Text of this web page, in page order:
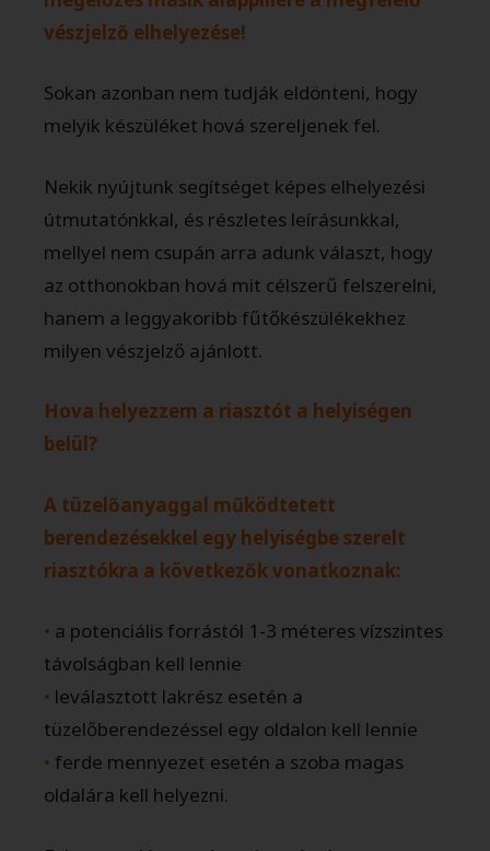
vészjelző elhelyezése!
Sokan azonban nem tudják eldönteni, hogy
melyik készüléket hová szereljenek fel.
Nekik nyújtunk segítséget képes elhelyezési
útmutatónkkal, és részletes leírásunkkal,
mellyel nem csupán arra adunk választ, hogy
az otthonokban hová mit célszerű felszerelni,
hanem a leggyakoribb fűtőkészülékekhez
milyen vészjelző ajánlott.
Hova helyezzem a riasztót a helyiségen
belül?
A tüzelőanyaggal működtetett
berendezésekkel egy helyiségbe szerelt
riasztókra a következők vonatkoznak:
• a potenciális forrástól 1-3 méteres vízszintes
távolságban kell lennie
• leválasztott lakrész esetén a
tüzelőberendezéssel egy oldalon kell lennie
• ferde mennyezet esetén a szoba magas
oldalára kell helyezni.